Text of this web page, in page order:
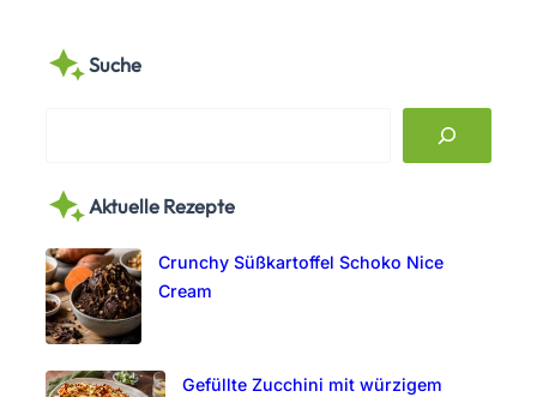
Suche
r
h
Aktuelle Rezepte
Crunchy Süßkartoffel Schoko Nice
Cream
Gefüllte Zucchini mit würzigem